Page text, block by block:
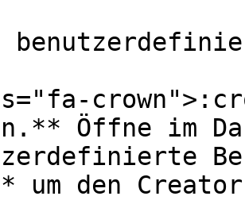
Öffne im
um den